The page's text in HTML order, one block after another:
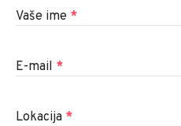
Vaše ime *
E-mail *
Lokacija *